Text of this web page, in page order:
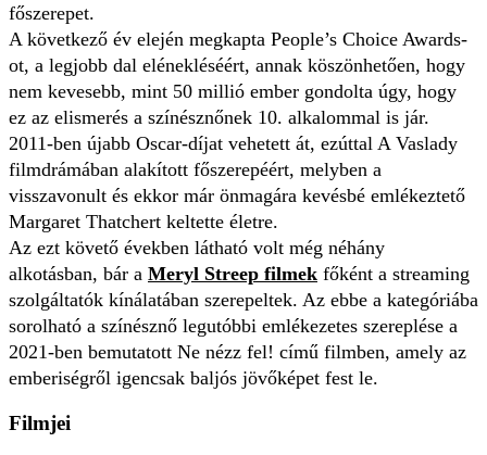
főszerepet.
A következő év elején megkapta People’s Choice Awards-
ot, a legjobb dal elénekléséért, annak köszönhetően, hogy
nem kevesebb, mint 50 millió ember gondolta úgy, hogy
ez az elismerés a színésznőnek 10. alkalommal is jár.
2011-ben újabb Oscar-díjat vehetett át, ezúttal A Vaslady
filmdrámában alakított főszerepéért, melyben a
visszavonult és ekkor már önmagára kevésbé emlékeztető
Margaret Thatchert keltette életre.
Az ezt követő években látható volt még néhány
alkotásban, bár a Meryl Streep filmek főként a streaming
szolgáltatók kínálatában szerepeltek. Az ebbe a kategóriába
sorolható a színésznő legutóbbi emlékezetes szereplése a
2021-ben bemutatott Ne nézz fel! című filmben, amely az
emberiségről igencsak baljós jövőképet fest le.
Filmjei